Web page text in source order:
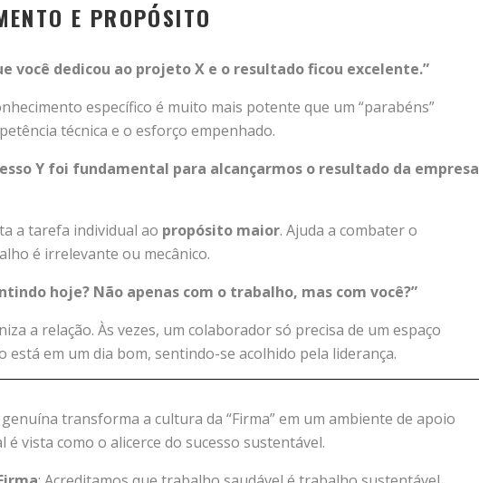
E PROPÓSITO
você dedicou ao projeto X e o resultado ficou excelente.”
específico é muito mais potente que um “parabéns”
técnica e o esforço empenhado.
Y foi fundamental para alcançarmos o resultado da empresa
a tarefa individual ao propósito maior. Ajuda a combater o
é irrelevante ou mecânico.
hoje? Não apenas com o trabalho, mas com você?”
a relação. Às vezes, um colaborador só precisa de um espaço
está em um dia bom, sentindo-se acolhido pela liderança.
transforma a cultura da “Firma” em um ambiente de apoio
vista como o alicerce do sucesso sustentável.